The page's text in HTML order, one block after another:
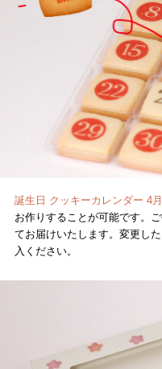
誕生日 クッキーカレンダー 4月
お作りすることが可能です。
てお届けいたします。変更し
入ください。